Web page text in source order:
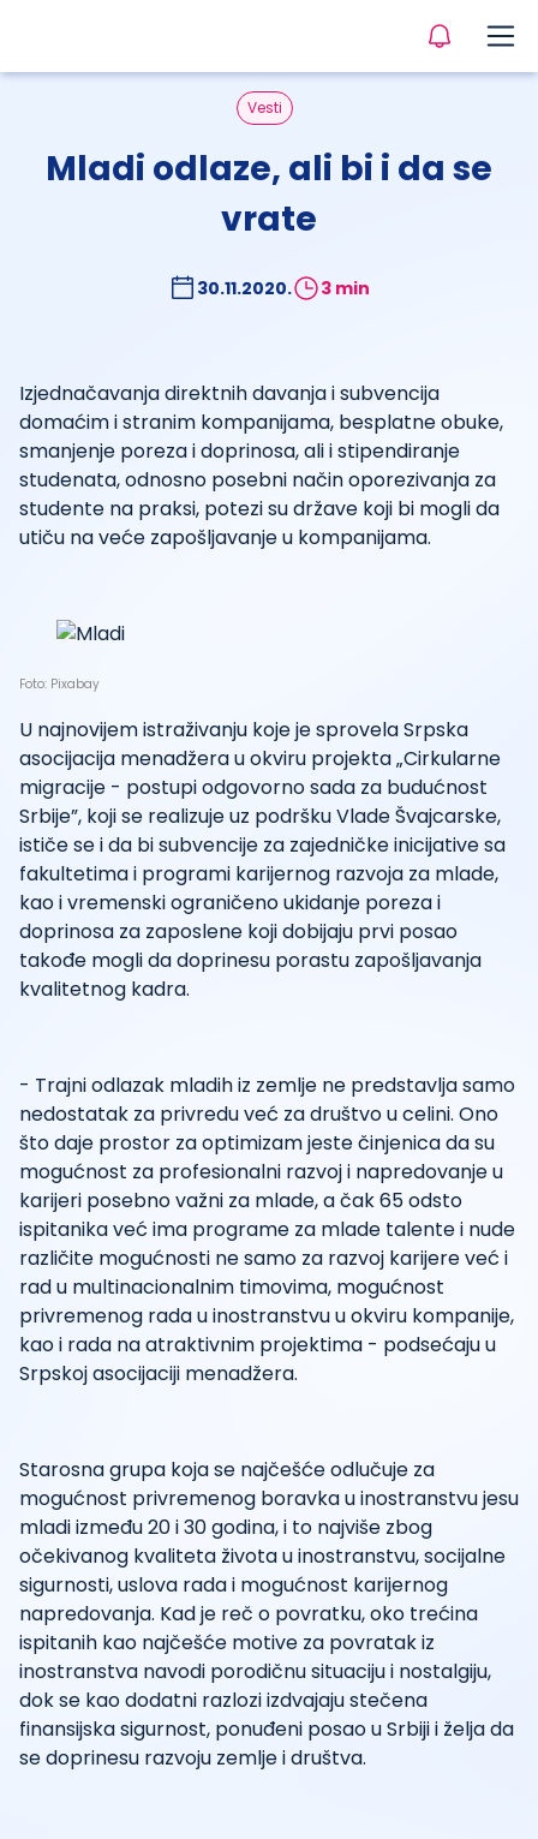
Vesti
Mladi odlaze, ali bi i da se
vrate
30.11.2020. 3 min
Izjednačavanja direktnih davanja i subvencija
domaćim i stranim kompanijama, besplatne obuke,
smanjenje poreza i doprinosa, ali i stipendiranje
studenata, odnosno posebni način oporezivanja za
studente na praksi, potezi su države koji bi mogli da
utiču na veće zapošljavanje u kompanijama.
Foto: Pixabay
U najnovijem istraživanju koje je sprovela Srpska
asocijacija menadžera u okviru projekta „Cirkularne
migracije - postupi odgovorno sada za budućnost
Srbije”, koji se realizuje uz podršku Vlade Švajcarske,
ističe se i da bi subvencije za zajedničke inicijative sa
fakultetima i programi karijernog razvoja za mlade,
kao i vremenski ograničeno ukidanje poreza i
doprinosa za zaposlene koji dobijaju prvi posao
takođe mogli da doprinesu porastu zapošljavanja
kvalitetnog kadra.
- Trajni odlazak mladih iz zemlje ne predstavlja samo
nedostatak za privredu već za društvo u celini. Ono
što daje prostor za optimizam jeste činjenica da su
mogućnost za profesionalni razvoj i napredovanje u
karijeri posebno važni za mlade, a čak 65 odsto
ispitanika već ima programe za mlade talente i nude
različite mogućnosti ne samo za razvoj karijere već i
rad u multinacionalnim timovima, mogućnost
privremenog rada u inostranstvu u okviru kompanije,
kao i rada na atraktivnim projektima - podsećaju u
Srpskoj asocijaciji menadžera.
Starosna grupa koja se najčešće odlučuje za
mogućnost privremenog boravka u inostranstvu jesu
mladi između 20 i 30 godina, i to najviše zbog
očekivanog kvaliteta života u inostranstvu, socijalne
sigurnosti, uslova rada i mogućnost karijernog
napredovanja. Kad je reč o povratku, oko trećina
ispitanih kao najčešće motive za povratak iz
inostranstva navodi porodičnu situaciju i nostalgiju,
dok se kao dodatni razlozi izdvajaju stečena
finansijska sigurnost, ponuđeni posao u Srbiji i želja da
se doprinesu razvoju zemlje i društva.